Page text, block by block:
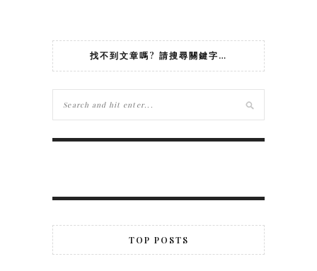
找不到文章嗎? 請搜尋關鍵字…
TOP POSTS